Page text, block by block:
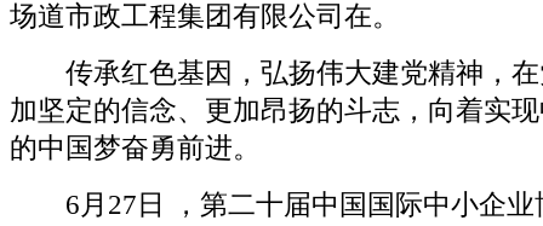
场道市政工程集团有限公司在。
传承红色基因，弘扬伟大建党精神，在
加坚定的信念、更加昂扬的斗志，向着实
的中国梦奋勇前进。
6月27日 ，第二十届中国国际中小企业